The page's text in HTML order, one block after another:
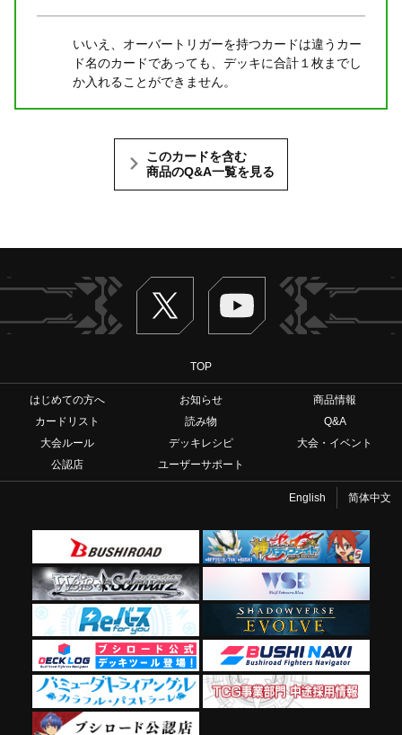
いいえ、オーバートリガーを持つカードは違うカー
ド名のカードであっても、デッキに合計１枚までし
か入れることができません。
このカードを含む
商品のQ&A一覧を見る
Twitter ヴァンガードch
TOP
はじめての方へ お知らせ
商品情報
カードリスト
読み物
Q&A
大会ルール
デッキレシピ
大会・イベント
公認店
ユーザーサポート
English 简体中文